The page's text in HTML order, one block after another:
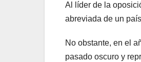
Al líder de la
abreviada de un
No obstante, en el
pasado oscuro y